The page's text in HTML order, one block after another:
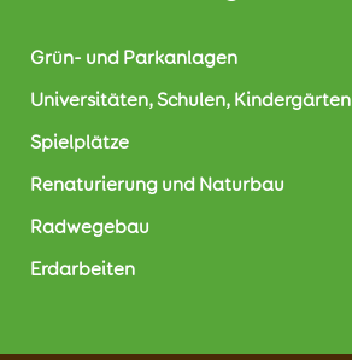
Grün- und Parkanlagen
Universitäten, Schulen, Kindergärten
Spielplätze
Renaturierung und Naturbau
Radwegebau
Erdarbeiten